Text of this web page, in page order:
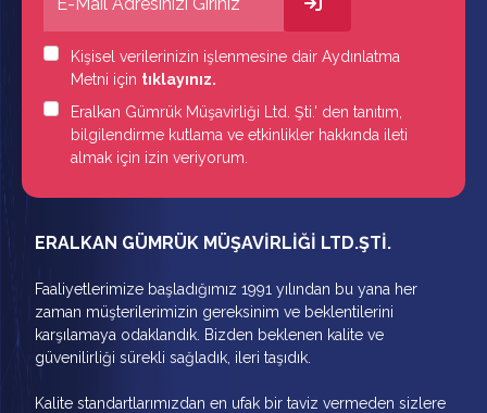
Kişisel verilerinizin işlenmesine dair Aydınlatma
Metni için tıklayınız.
Eralkan Gümrük Müşavirliği Ltd. Şti.' den tanıtım,
bilgilendirme kutlama ve etkinlikler hakkında ileti
almak için izin veriyorum.
ERALKAN GÜMRÜK MÜŞAVİRLİĞİ LTD.ŞTİ.
Faaliyetlerimize başladığımız 1991 yılından bu yana her
zaman müşterilerimizin gereksinim ve beklentilerini
karşılamaya odaklandık. Bizden beklenen kalite ve
güvenilirliği sürekli sağladık, ileri taşıdık.
Kalite standartlarımızdan en ufak bir taviz vermeden sizlere